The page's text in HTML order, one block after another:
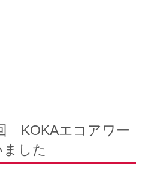
KOKAエコアワー
ました